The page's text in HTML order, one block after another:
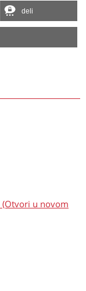
deli
(Otvori u novom